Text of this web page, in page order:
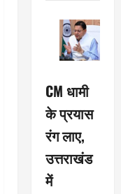
CM धामी
के प्रयास
रंग लाए,
उत्तराखंड
में